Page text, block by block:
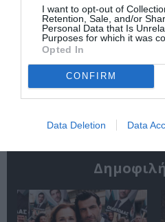
I want to opt-out of
Retention, Sale, and/or
Personal Data that Is
Purposes for which it was
Opted In
CONFIRM
Data Deletion Data
«Παρεμποδίζοντας
την αποστασία,
Ιουλιανά 1965»:
Παρουσίαση του
βιβλίου στο
Μεταξουργείο